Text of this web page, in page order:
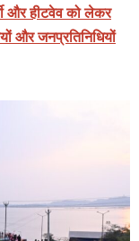
और हीटवेव को लेकर
और जनप्रतिनिधियों